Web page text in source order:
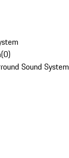
(0)
Sound System